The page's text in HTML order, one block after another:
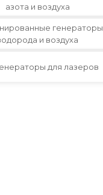
азота и воздуха
генераторы
и воздуха
для лазеров